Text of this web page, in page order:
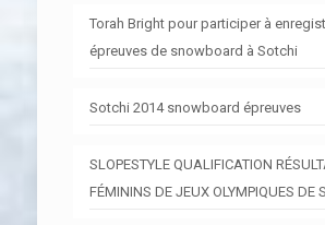
Torah Bright pour participer à
épreuves de snowboard à Sotchi
Sotchi 2014 snowboard épreuves
SLOPESTYLE QUALIFICATION
FÉMININS DE JEUX OLYMPIQUES DE